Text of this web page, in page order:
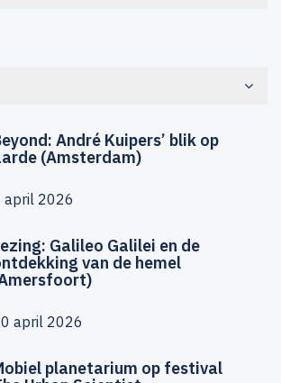
André Kuipers’ blik op
(Amsterdam)
april 2026
Galileo Galilei en de
van de hemel
april 2026
planetarium op festival